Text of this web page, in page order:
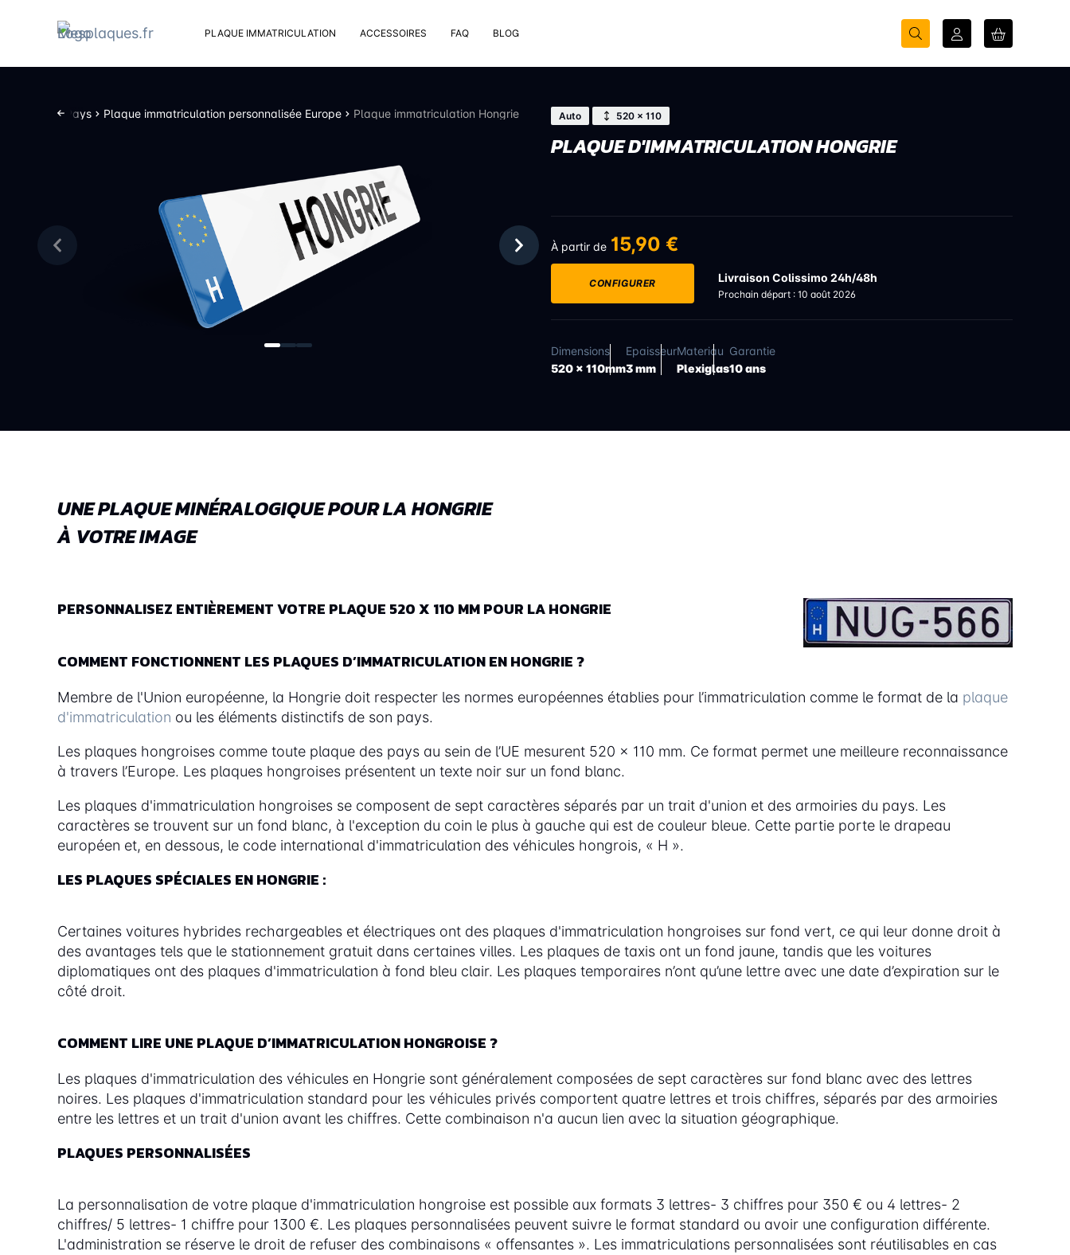
PLAQUE IMMATRICULATION ACCESSOIRES
Rivets
Ventouses
Bouchon valve de pneu
Sent bons
FAQ BLOG
Pays Plaque immatriculation personnalisée Europe Plaque immatriculation Hongrie Auto 520 × 110
PLAQUE D'IMMATRICULATION HONGRIE
À partir de 15,90 €
CONFIGURER Livraison Colissimo 24h/48h
Prochain départ : 10 août 2026
Dimensions
520 x 110mm
Epaisseur
3 mm
Materiau
Plexiglas
Garantie
10 ans
UNE PLAQUE MINÉRALOGIQUE POUR LA HONGRIE
À VOTRE IMAGE
PERSONNALISEZ ENTIÈREMENT VOTRE PLAQUE 520 X 110 MM POUR LA HONGRIE
COMMENT FONCTIONNENT LES PLAQUES D’IMMATRICULATION EN HONGRIE ?
Membre de l'Union européenne, la Hongrie doit respecter les normes européennes établies pour l’immatriculation comme le format de la plaque
d'immatriculation ou les éléments distinctifs de son pays.
Les plaques hongroises comme toute plaque des pays au sein de l’UE mesurent 520 x 110 mm. Ce format permet une meilleure reconnaissance
à travers l’Europe. Les plaques hongroises présentent un texte noir sur un fond blanc.
Les plaques d'immatriculation hongroises se composent de sept caractères séparés par un trait d'union et des armoiries du pays. Les
caractères se trouvent sur un fond blanc, à l'exception du coin le plus à gauche qui est de couleur bleue. Cette partie porte le drapeau
européen et, en dessous, le code international d'immatriculation des véhicules hongrois, « H ».
LES PLAQUES SPÉCIALES EN HONGRIE :
Certaines voitures hybrides rechargeables et électriques ont des plaques d'immatriculation hongroises sur fond vert, ce qui leur donne droit à
des avantages tels que le stationnement gratuit dans certaines villes. Les plaques de taxis ont un fond jaune, tandis que les voitures
diplomatiques ont des plaques d'immatriculation à fond bleu clair. Les plaques temporaires n’ont qu’une lettre avec une date d’expiration sur le
côté droit.
COMMENT LIRE UNE PLAQUE D’IMMATRICULATION HONGROISE ?
Les plaques d'immatriculation des véhicules en Hongrie sont généralement composées de sept caractères sur fond blanc avec des lettres
noires. Les plaques d'immatriculation standard pour les véhicules privés comportent quatre lettres et trois chiffres, séparés par des armoiries
entre les lettres et un trait d'union avant les chiffres. Cette combinaison n'a aucun lien avec la situation géographique.
PLAQUES PERSONNALISÉES
La personnalisation de votre plaque d'immatriculation hongroise est possible aux formats 3 lettres- 3 chiffres pour 350 € ou 4 lettres- 2
chiffres/ 5 lettres- 1 chiffre pour 1300 €. Les plaques personnalisées peuvent suivre le format standard ou avoir une configuration différente.
L'administration se réserve le droit de refuser des combinaisons « offensantes ». Les immatriculations personnalisées sont réutilisables en cas